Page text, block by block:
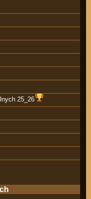
25_26